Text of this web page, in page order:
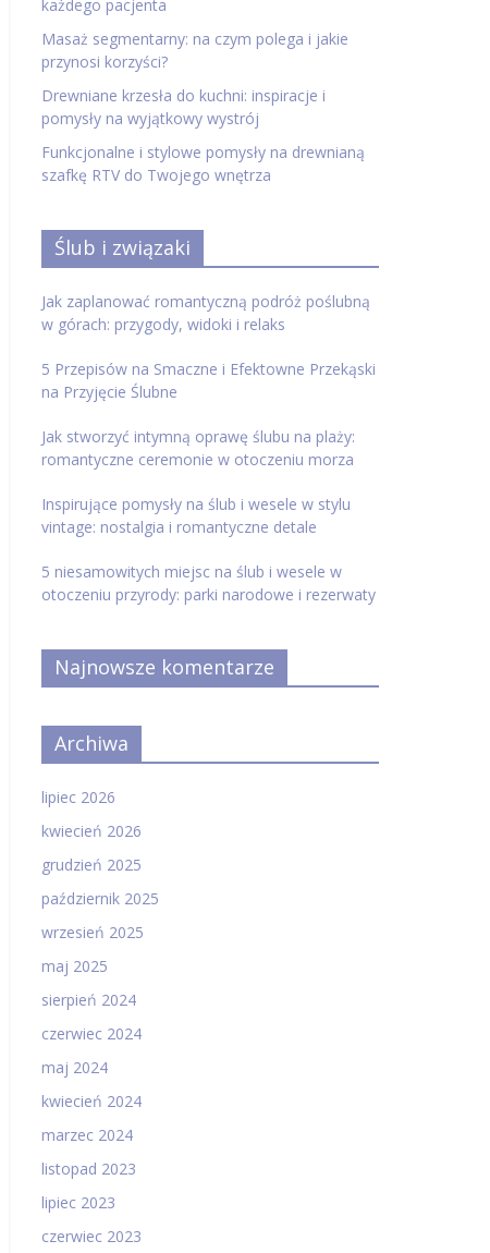
każdego pacjenta
Masaż segmentarny: na czym polega i jakie
przynosi korzyści?
Drewniane krzesła do kuchni: inspiracje i
pomysły na wyjątkowy wystrój
Funkcjonalne i stylowe pomysły na drewnianą
szafkę RTV do Twojego wnętrza
Ślub i związaki
Jak zaplanować romantyczną podróż poślubną
w górach: przygody, widoki i relaks
5 Przepisów na Smaczne i Efektowne Przekąski
na Przyjęcie Ślubne
Jak stworzyć intymną oprawę ślubu na plaży:
romantyczne ceremonie w otoczeniu morza
Inspirujące pomysły na ślub i wesele w stylu
vintage: nostalgia i romantyczne detale
5 niesamowitych miejsc na ślub i wesele w
otoczeniu przyrody: parki narodowe i rezerwaty
Najnowsze komentarze
Archiwa
lipiec 2026
kwiecień 2026
grudzień 2025
październik 2025
wrzesień 2025
maj 2025
sierpień 2024
czerwiec 2024
maj 2024
kwiecień 2024
marzec 2024
listopad 2023
lipiec 2023
czerwiec 2023